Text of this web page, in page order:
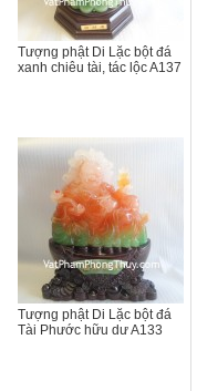
Tượng phật Di Lặc bột đá
xanh chiêu tài, tác lộc A137
Tượng phật Di Lặc bột đá
Tài Phước hữu dư A133